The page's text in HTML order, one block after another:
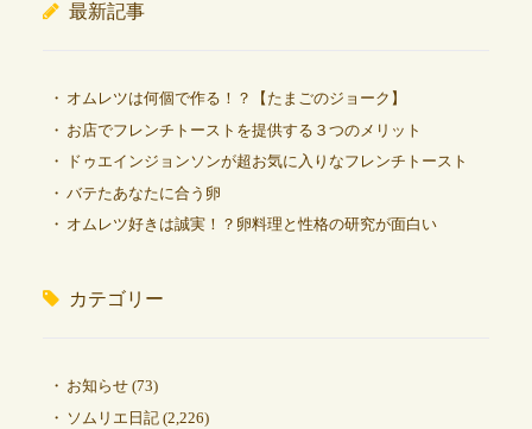
最新記事
オムレツは何個で作る！？【たまごのジョーク】
お店でフレンチトーストを提供する３つのメリット
ドゥエインジョンソンが超お気に入りなフレンチトースト
バテたあなたに合う卵
オムレツ好きは誠実！？卵料理と性格の研究が面白い
カテゴリー
お知らせ(73)
ソムリエ日記(2,226)